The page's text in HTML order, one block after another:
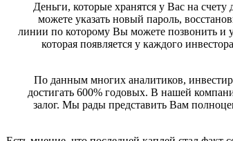
Деньги, которые хранятся у Вас на
можете указать новый пароль,
линии по которому Вы можете позвонить и
которая появляется у каждого
По данным многих аналитиков,
достигать 600% годовых. В нашей
залог. Мы рады представить Вам